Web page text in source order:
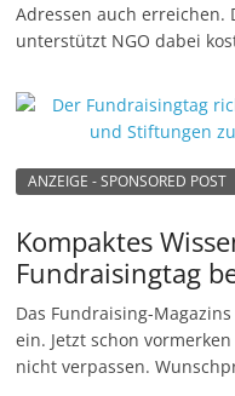
Adressen auch erreichen.
unterstützt NGO dabei
ANZEIGE - SPONSORED POST
Kompaktes
Fundraisingtag
Das Fundraising-
ein. Jetzt schon
nicht verpassen.